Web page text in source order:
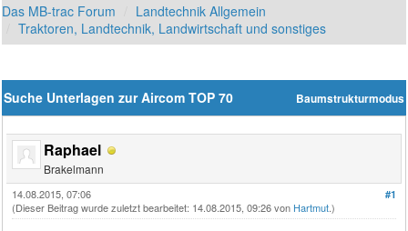
Das MB-trac Forum
Landtechnik Allgemein
Traktoren, Landtechnik, Landwirtschaft und sonstiges
Baumstrukturmodus
Suche Unterlagen zur Aircom TOP 70
Raphael
Brakelmann
#1
14.08.2015, 07:06
(Dieser Beitrag wurde zuletzt bearbeitet: 14.08.2015, 09:26 von Hartmut.)